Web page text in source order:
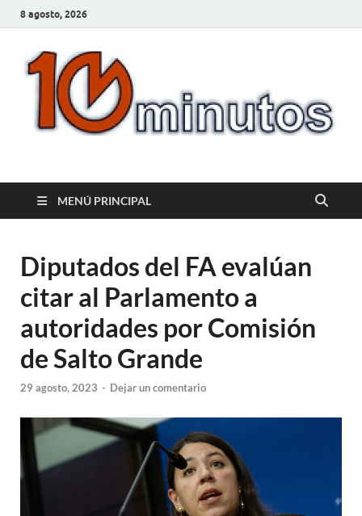
8 agosto, 2026
10minutos.com.uy
MENÚ PRINCIPAL
Diputados del FA evalúan
citar al Parlamento a
autoridades por Comisión
de Salto Grande
29 agosto, 2023 - Dejar un comentario